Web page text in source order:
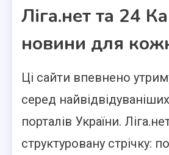
Ліга.нет та 24
новини для
Ці сайти впевнено
серед
порталів України.
структуровану стрічку: